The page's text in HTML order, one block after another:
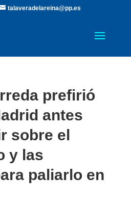
talaveradelareina@pp.es
prefirió
antes
sobre el
y las
paliarlo en